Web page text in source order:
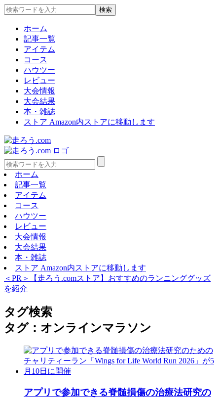
ホーム
記事一覧
アイテム
コース
ハウツー
レビュー
大会情報
大会結果
本・雑誌
ストア Amazon内ストアに移動します
ホーム
記事一覧
アイテム
コース
ハウツー
レビュー
大会情報
大会結果
本・雑誌
ストア Amazon内ストアに移動します
＜PR＞【走ろう.comストア】おすすめのランニンググッズ
を紹介
タグ検索
タグ：オンラインマラソン
アプリで参加できる脊髄損傷の治療法研究の